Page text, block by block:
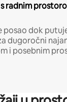
radnim
posao dok
dugoročni
i posebnim